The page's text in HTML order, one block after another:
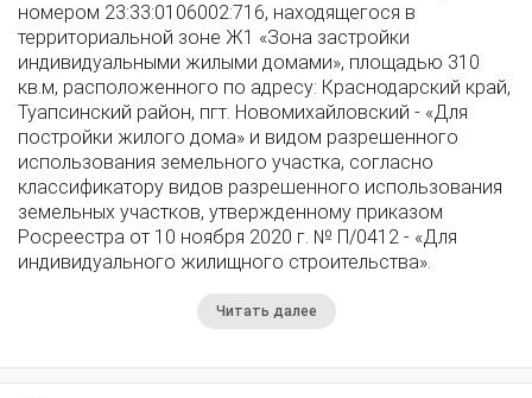
номером 23:33:0106002:716, находящегося в
территориальной зоне Ж1 «Зона застройки
индивидуальными жилыми домами», площадью 310
кв.м, расположенного по адресу: Краснодарский край,
Туапсинский район, пгт. Новомихайловский - «Для
постройки жилого дома» и видом разрешенного
использования земельного участка, согласно
классификатору видов разрешенного использования
земельных участков, утвержденному приказом
Росреестра от 10 ноября 2020 г. № П/0412 - «Для
индивидуального жилищного строительства».
Читать далее